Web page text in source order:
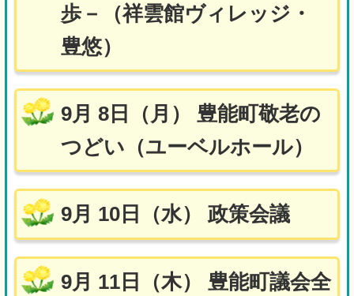
歩－（祥雲館ヴィレッジ・
豊悠）
9月 8日（月） 豊能町敬老の
つどい（ユーベルホール）
9月 10日（水） 政策会議
9月 11日（木） 豊能町議会全